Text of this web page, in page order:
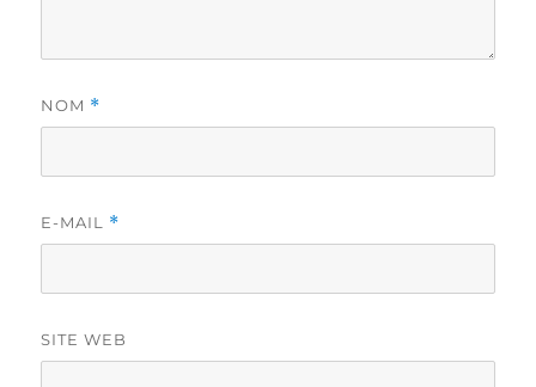
NOM *
E-MAIL *
SITE WEB